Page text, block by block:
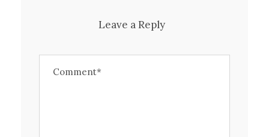
Leave a Reply